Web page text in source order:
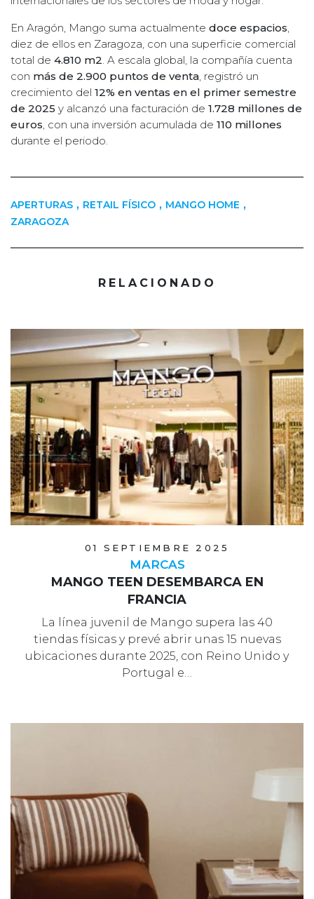
En Aragón, Mango suma actualmente doce espacios
diez de ellos en Zaragoza, con una superficie comercial
total de 4.810 m2 . A escala global, la compañía cuenta
con más de 2.900 puntos de venta , registró un
crecimiento del 12% en ventas en el primer semestre
de 2025 y alcanzó una facturación de 1.728 millones de
euros , con una inversión acumulada de 110 millones
durante el periodo.
APERTURAS , RETAIL FÍSICO , MANGO HOME ,
ZARAGOZA
RELACIONADO
01 SEPTIEMBRE 2025
MARCAS
MANGO TEEN DESEMBARCA EN
FRANCIA
La línea juvenil de Mango supera las 40
tiendas físicas y prevé abrir unas 15 nuevas
ubicaciones durante 2025, con Reino Unido y
Portugal e…